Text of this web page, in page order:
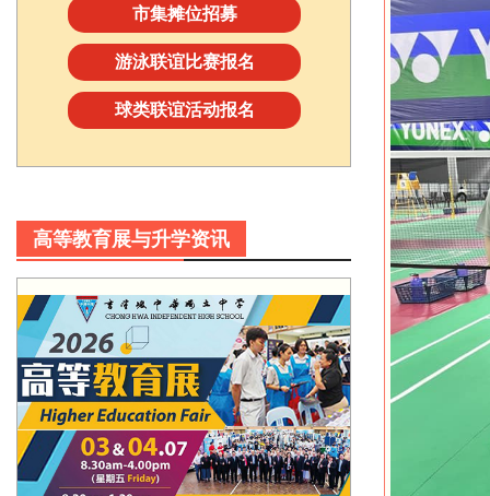
市集摊位招募
游泳联谊比赛报名
球类联谊活动报名
高等教育展与升学资讯